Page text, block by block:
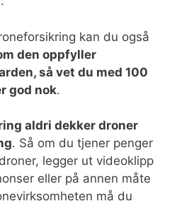
kan du også
den oppfyller
så vet du med 100
god nok.
aldri dekker droner
. Så om du tjener penger
legger ut videoklipp
eller på annen måte
må du